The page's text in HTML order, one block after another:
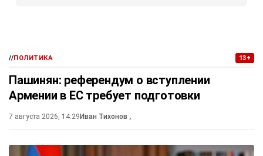
//ПОЛИТИКА 13+
Пашинян: референдум о вступлении
Армении в ЕС требует подготовки
7 августа 2026, 14:29Иван Тихонов ,